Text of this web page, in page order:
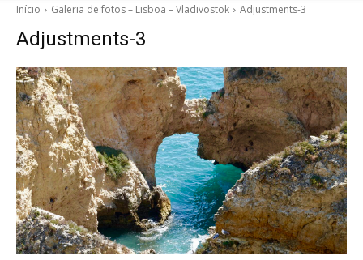
Início Galeria de fotos – Lisboa – Vladivostok Adjustments-3
Adjustments-3